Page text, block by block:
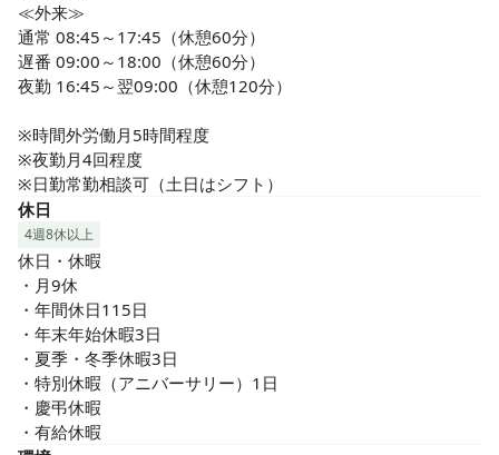
≪外来≫
通常 08:45～17:45（休憩60分）
遅番 09:00～18:00（休憩60分）
夜勤 16:45～翌09:00（休憩120分）
※時間外労働月5時間程度
※夜勤月4回程度
※日勤常勤相談可（土日はシフト）
休日
4週8休以上
休日・休暇
・月9休
・年間休日115日
・年末年始休暇3日
・夏季・冬季休暇3日
・特別休暇（アニバーサリー）1日
・慶弔休暇
・有給休暇